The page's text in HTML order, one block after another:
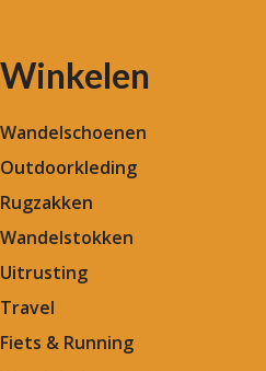
Winkelen
Wandelschoenen
Outdoorkleding
Rugzakken
Wandelstokken
Uitrusting
Travel
Fiets & Running